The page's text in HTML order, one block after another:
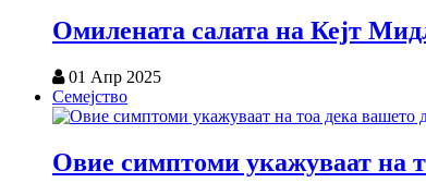
Омилената салата на Кејт
01 Апр 2025
Семејство
Овие симптоми укажуваат на